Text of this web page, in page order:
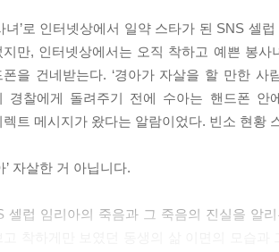
는 마리아와 마르다를 차별하지 않았습니다.
, 마리아는 특별한 여자라고 생각하지 않았다
진역에서 내려 고시텔로 가는 야트막한 오르
다. 경아가 마리아라면 나는 마르타가 되어야
녀’로 인터넷상에서 일약 스타가 된 SNS 셀
지만, 인터넷상에서는 오직 착하고 예쁜 봉
폰을 건네받는다. ‘경아가 자살을 할 만한
경찰에게 돌려주기 전에 수아는 핸드폰
렉트 메시지가 왔다는 알람이었다. 빈소 현황
’ 자살한 거 아닙니다.
셀럽 임리아의 죽음과 그 죽음의 진실을 알